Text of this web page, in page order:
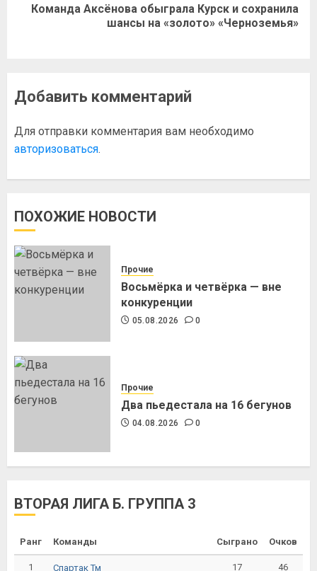
Команда Аксёнова обыграла Курск и сохранила
шансы на «золото» «Черноземья»
Добавить комментарий
Для отправки комментария вам необходимо
авторизоваться.
ПОХОЖИЕ НОВОСТИ
Прочие
Восьмёрка и четвёрка — вне
конкуренции
05.08.2026 0
Прочие
Два пьедестала на 16 бегунов
04.08.2026 0
ВТОРАЯ ЛИГА Б. ГРУППА 3
Ранг Команды Сыграно Очков
1 Спартак Тм 17 46